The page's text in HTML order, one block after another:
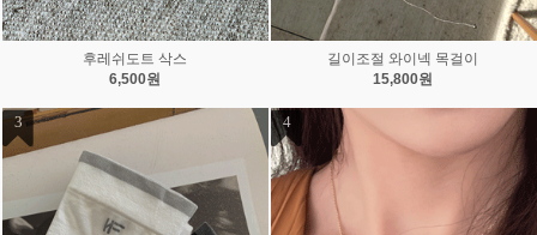
후레쉬도트 삭스
6,500원
길이조절 와이넥 목걸이
15,800원
3 4